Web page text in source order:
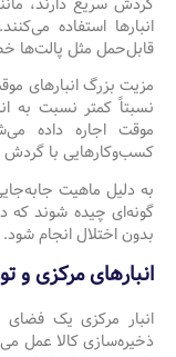
انبارها استفاده
قابل‌حمل مثل پالت‌ها
مزیت بزرگ انبارهای
نسبتاً کمتر نسبت به
موقت اجاره داده
کسب‌وکارهایی با
به دلیل ماهیت
گونه‌ای چیده شوند که
بدون اختلال انجام شود.
انبارهای مرکزی و
انبار مرکزی یک
ذخیره‌سازی کالا عمل